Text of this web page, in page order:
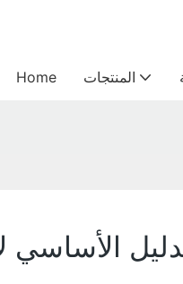
Home المنتجات
الأساسي